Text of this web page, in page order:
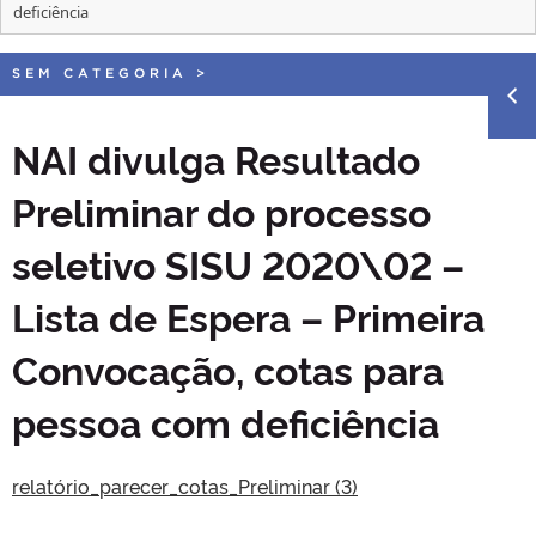
INTERNACIONAL
deficiência
SEM CATEGORIA >
NAI divulga Resultado
Preliminar do processo
seletivo SISU 2020\02 –
Lista de Espera – Primeira
Convocação, cotas para
pessoa com deficiência
relatório_parecer_cotas_Preliminar (3)